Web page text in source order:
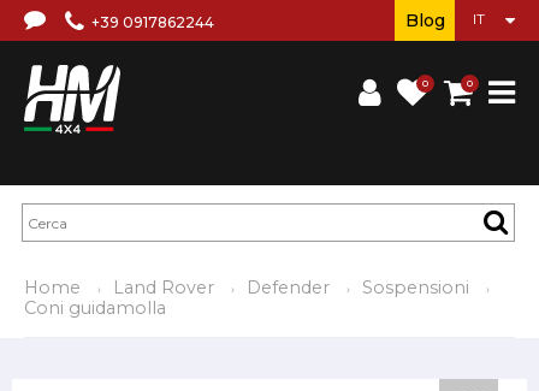
+39 0917862244
0 0
Blog
Home Land Rover Defender
Sospensioni
Coni guidamolla